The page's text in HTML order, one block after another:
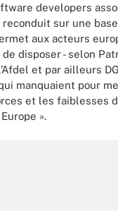
developers
sur une
aux acteurs
de disposer - selon
et par ailleurs
manquaient pour
et les faiblesses
».